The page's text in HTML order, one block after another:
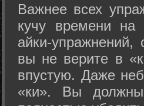
Важнее всех
кучу времени на
айки-упражнений,
вы не верите в
впустую. Даже
«ки». Вы